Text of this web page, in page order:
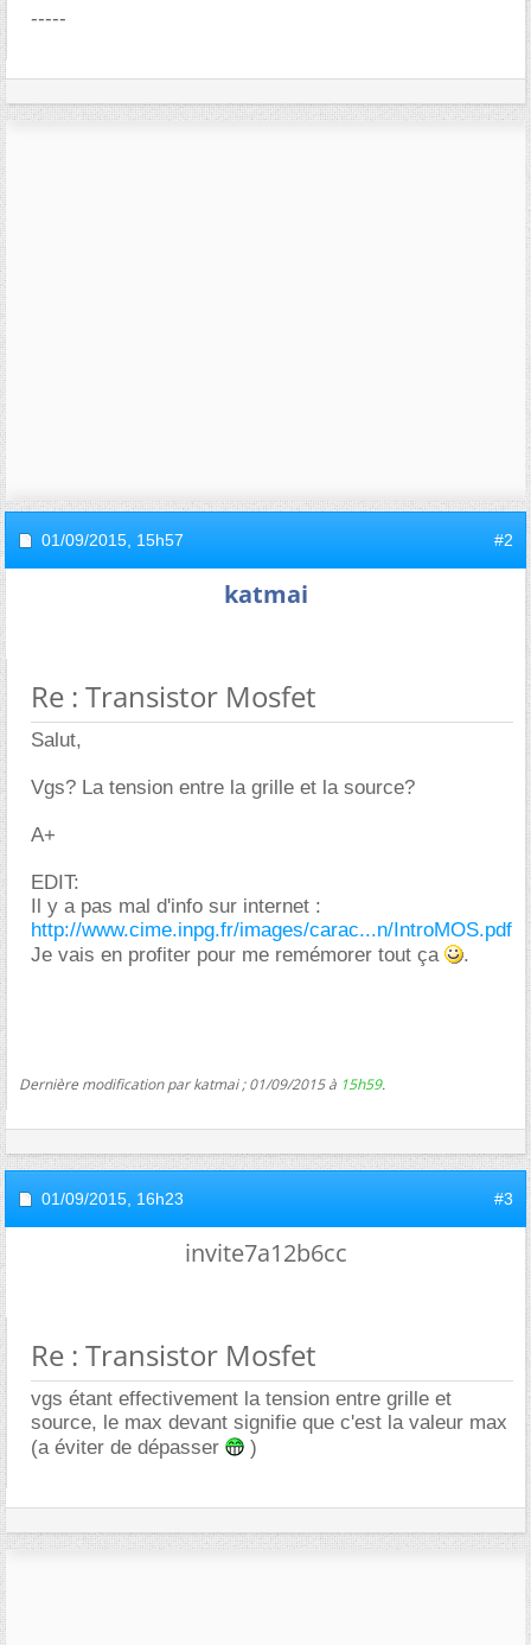
-----
01/09/2015, 15h57 #2
katmai
Re : Transistor Mosfet
Salut,
Vgs? La tension entre la grille et la source?
A+
EDIT:
Il y a pas mal d'info sur internet :
http://www.cime.inpg.fr/images/carac...n/IntroMOS.pdf
Je vais en profiter pour me remémorer tout ça
.
Dernière modification par katmai ; 01/09/2015 à 15h59.
01/09/2015, 16h23 #3
invite7a12b6cc
Re : Transistor Mosfet
vgs étant effectivement la tension entre grille et
source, le max devant signifie que c'est la valeur max
(a éviter de dépasser
)